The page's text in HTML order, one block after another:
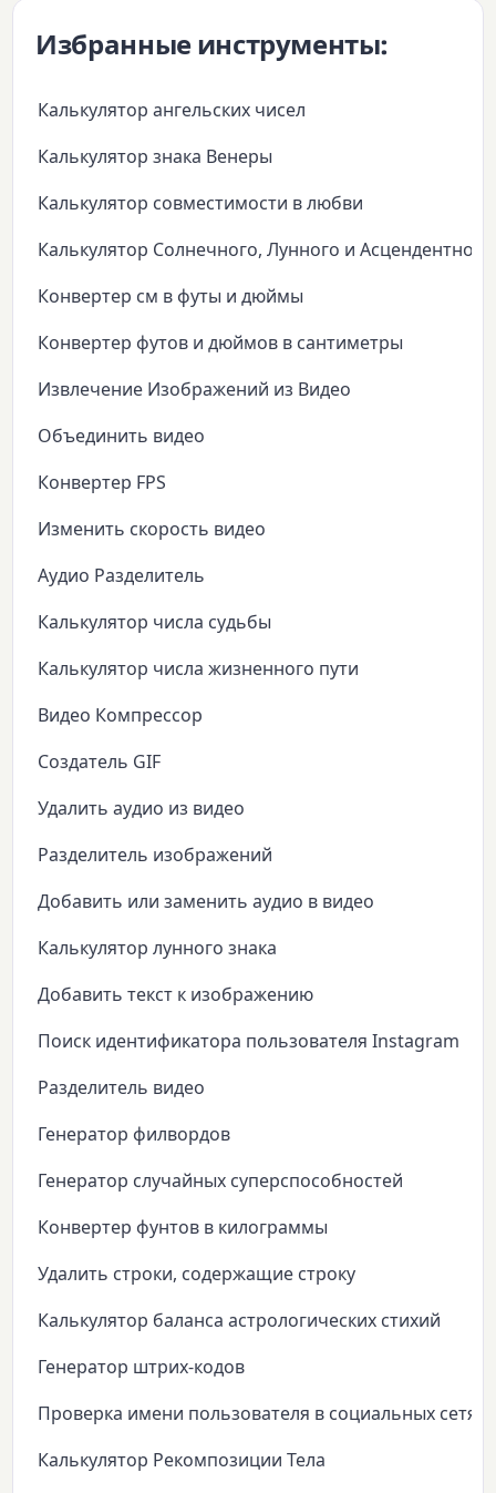
Избранные инструменты:
Калькулятор ангельских чисел
Калькулятор знака Венеры
Калькулятор совместимости в любви
Калькулятор Солнечного, Лунного и Асцендентного
Конвертер см в футы и дюймы
Конвертер футов и дюймов в сантиметры
Извлечение Изображений из Видео
Объединить видео
Конвертер FPS
Изменить скорость видео
Аудио Разделитель
Калькулятор числа судьбы
Калькулятор числа жизненного пути
Видео Компрессор
Создатель GIF
Удалить аудио из видео
Разделитель изображений
Добавить или заменить аудио в видео
Калькулятор лунного знака
Добавить текст к изображению
Поиск идентификатора пользователя Instagram
Разделитель видео
Генератор филвордов
Генератор случайных суперспособностей
Конвертер фунтов в килограммы
Удалить строки, содержащие строку
Калькулятор баланса астрологических стихий
Генератор штрих-кодов
Проверка имени пользователя в социальных сетях
Калькулятор Рекомпозиции Тела